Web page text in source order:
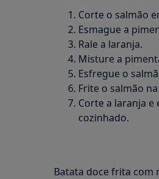
Corte o salmão
Esmague a
Rale a laranja.
Misture a
Esfregue o
Frite o salmão
Corte a laranja
cozinhado.
Batata doce frita com